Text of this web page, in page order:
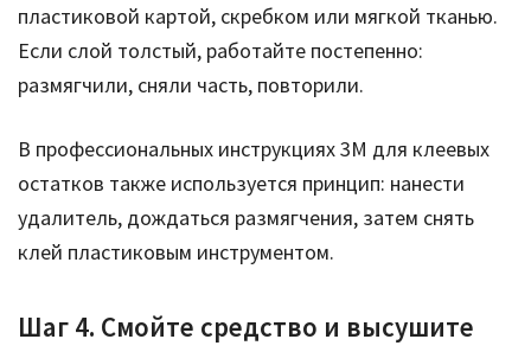
пластиковой картой, скребком или мягкой тканью.
Если слой толстый, работайте постепенно:
размягчили, сняли часть, повторили.
В профессиональных инструкциях 3M для клеевых
остатков также используется принцип: нанести
удалитель, дождаться размягчения, затем снять
клей пластиковым инструментом.
Шаг 4. Смойте средство и высушите